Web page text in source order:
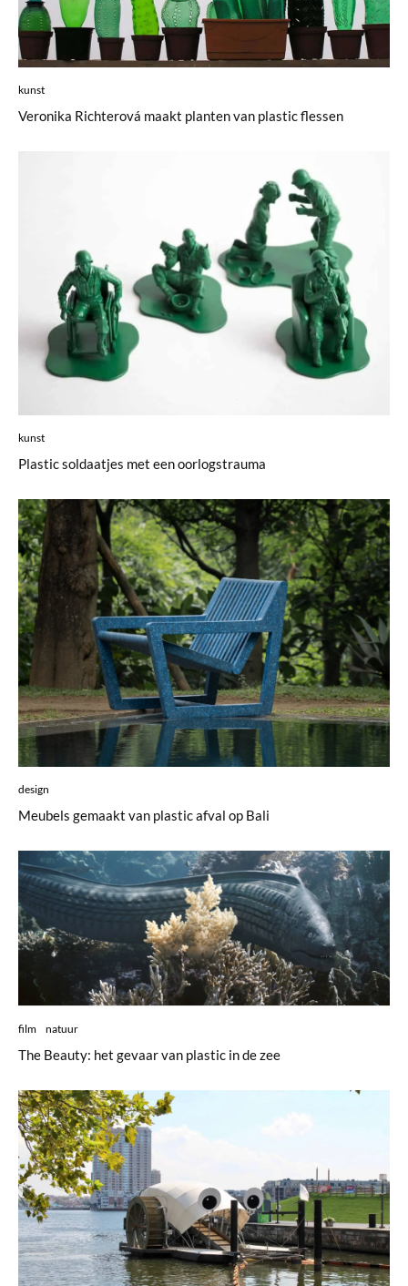
kunst
Veronika Richterová maakt planten van plastic flessen
kunst
Plastic soldaatjes met een oorlogstrauma
design
Meubels gemaakt van plastic afval op Bali
film natuur
The Beauty: het gevaar van plastic in de zee